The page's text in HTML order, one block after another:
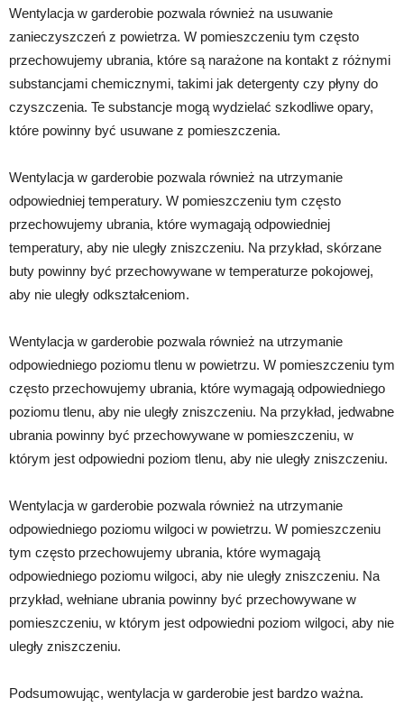
Wentylacja w garderobie pozwala również na usuwanie
zanieczyszczeń z powietrza. W pomieszczeniu tym często
przechowujemy ubrania, które są narażone na kontakt z różnymi
substancjami chemicznymi, takimi jak detergenty czy płyny do
czyszczenia. Te substancje mogą wydzielać szkodliwe opary,
które powinny być usuwane z pomieszczenia.
Wentylacja w garderobie pozwala również na utrzymanie
odpowiedniej temperatury. W pomieszczeniu tym często
przechowujemy ubrania, które wymagają odpowiedniej
temperatury, aby nie uległy zniszczeniu. Na przykład, skórzane
buty powinny być przechowywane w temperaturze pokojowej,
aby nie uległy odkształceniom.
Wentylacja w garderobie pozwala również na utrzymanie
odpowiedniego poziomu tlenu w powietrzu. W pomieszczeniu tym
często przechowujemy ubrania, które wymagają odpowiedniego
poziomu tlenu, aby nie uległy zniszczeniu. Na przykład, jedwabne
ubrania powinny być przechowywane w pomieszczeniu, w
którym jest odpowiedni poziom tlenu, aby nie uległy zniszczeniu.
Wentylacja w garderobie pozwala również na utrzymanie
odpowiedniego poziomu wilgoci w powietrzu. W pomieszczeniu
tym często przechowujemy ubrania, które wymagają
odpowiedniego poziomu wilgoci, aby nie uległy zniszczeniu. Na
przykład, wełniane ubrania powinny być przechowywane w
pomieszczeniu, w którym jest odpowiedni poziom wilgoci, aby nie
uległy zniszczeniu.
Podsumowując, wentylacja w garderobie jest bardzo ważna.